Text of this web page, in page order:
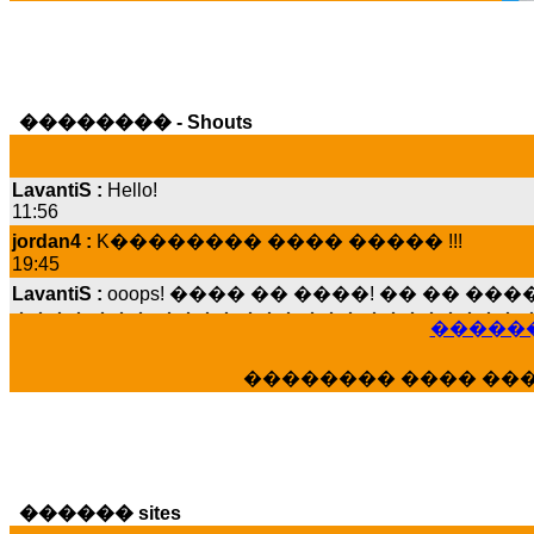
�������� - Shouts
11:56
jordan4 :
19:45
LavantiS :
���� ���; ���� ��� ��� ��������
15:07
veronica :E���� 2012 ��� ����� ���
�������� ����
������ sites